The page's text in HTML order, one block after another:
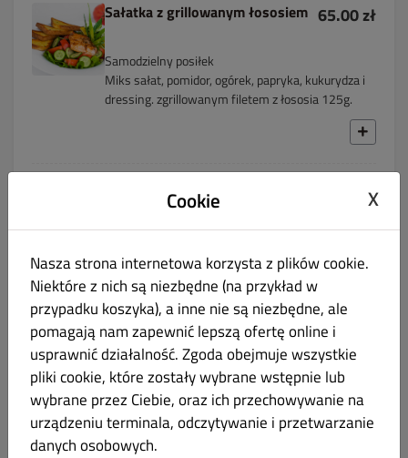
Sałatka z grillowanym łososiem 65.00 zł
Samodzielny posiłek
Miks sałat, pomidor, ogórek, papryka, kukurydza i
dressing. zgrillowanym filetem z łososia 125g.
Sałatka hawajska z kurczakiem i
ananasem
47.00 zł
Samodzielny posiłek
Sałatka grecka 45.00 zł
z fetą i oliwkami - samodzielny posiłek
Cookie X
Nasza strona internetowa korzysta z plików cookie.
Niektóre z nich są niezbędne (na przykład w
przypadku koszyka), a inne nie są niezbędne, ale
pomagają nam zapewnić lepszą ofertę online i
usprawnić działalność. Zgoda obejmuje wszystkie
pliki cookie, które zostały wybrane wstępnie lub
wybrane przez Ciebie, oraz ich przechowywanie na
urządzeniu terminala, odczytywanie i przetwarzanie
danych osobowych.